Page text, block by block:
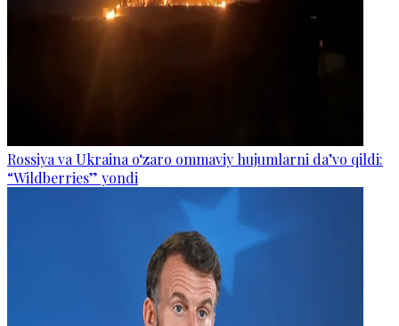
Rossiya va Ukraina o‘zaro ommaviy hujumlarni da’vo qildi:
“Wildberries” yondi